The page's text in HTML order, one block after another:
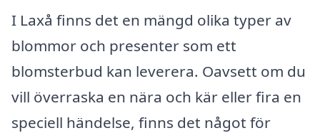
I Laxå finns det en mängd olika typer av
blommor och presenter som ett
blomsterbud kan leverera. Oavsett om du
vill överraska en nära och kär eller fira en
speciell händelse, finns det något för